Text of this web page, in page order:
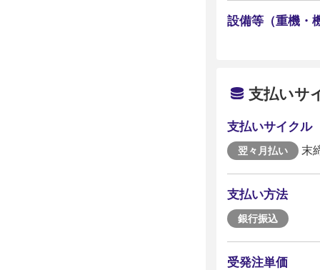
設備等（重機・
支払いサ
支払いサイクル
翌々月払い 末
支払い方法
銀行振込
受発注単価